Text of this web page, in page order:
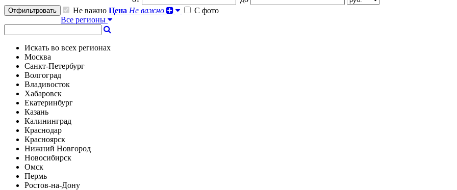
Отфильтровать Не важно Цена Не важно
С фото
Все регионы
Искать во всех регионах
Москва
Санкт-Петербург
Волгоград
Владивосток
Хабаровск
Екатеринбург
Казань
Калининград
Краснодар
Красноярск
Нижний Новгород
Новосибирск
Омск
Пермь
Ростов-на-Дону